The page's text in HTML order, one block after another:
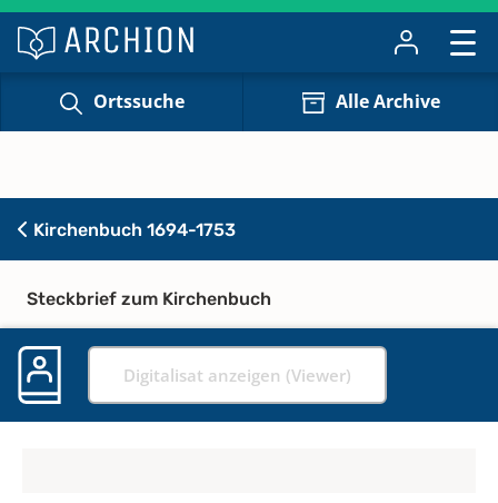
Ortssuche Alle Archive
Kirchenbuch 1694-1753
Steckbrief zum Kirchenbuch
Digitalisat anzeigen (Viewer)